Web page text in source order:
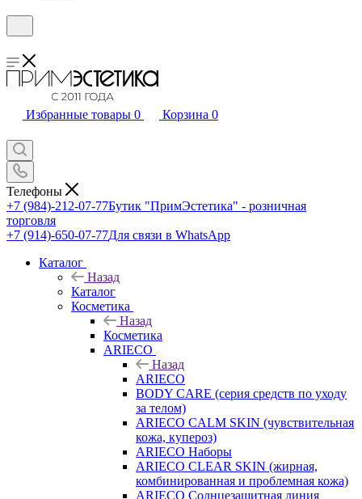
Избранные товары 0 Корзина 0
Телефоны
+7 (984)-212-07-77Бутик "ПримЭстетика" - розничная
торговля
+7 (914)-650-07-77Для связи в WhatsApp
Каталог
Назад
Каталог
Косметика
Назад
Косметика
ARIECO
Назад
ARIECO
BODY CARE (серия средств по уходу
за телом)
ARIECO CALM SKIN (чувствительная
кожа, купероз)
ARIECO Наборы
ARIECO CLEAR SKIN (жирная,
комбинированная и проблемная кожа)
ARIECO Солнцезащитная линия